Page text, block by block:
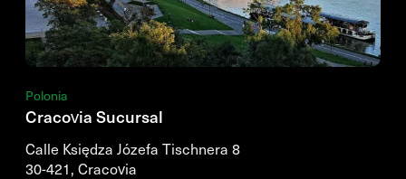
Polonia
Cracovia Sucursal
Calle Księdza Józefa Tischnera 8
30-421, Cracovia